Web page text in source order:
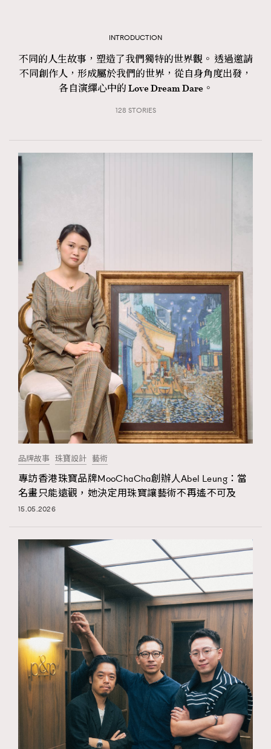
AFrenchMind
DressLikeAParisienne 1
EmpowerF 103
FashionWeek 191
FigaroAesthetic
FigaroBeauty 424
FigaroFrancais 41
FigaroGadget 1
FigaroHealth 647
FigaroHub 128
FigaroIcon 68
FigaroInsight 156
FigaroIssue 270
FigaroJewellery 86
FigaroLifestyle 230
FigaroMasterclass
FigaroMusic 90
FigaroSubculture 14
FigaroTalk 48
FigaroWatch 83
Grooming&Fitness 38
HommesFashion 2
HommeStyle 132
NoBagNoLife
People 53
TheFrenchWay 145
VAxChowSangSang 4
WatchesWonder&Beyond
WatchesWonder&Beyond 1
#FigaroExhibition 群星力撐MF X Leung Mo《See
You In My Dream》展覽
法國五月French May專訪四位香港文藝代表
#FigaroIssue 專訪陳漢娜Hanna與Takuro｜模特
情侶談愛情
INTRODUCTION
不同的人生故事，塑造了我們獨特的世界觀。 透過邀請
不同創作人，形成屬於我們的世界，從自身角度出發，
各自演繹心中的 Love Dream Dare。
128 STORIES
品牌故事 珠寶設計 藝術
專訪香港珠寶品牌MooChaCha創辦人Abel Leung：當
名畫只能遠觀，她決定用珠寶讓藝術不再遙不可及
15.05.2026